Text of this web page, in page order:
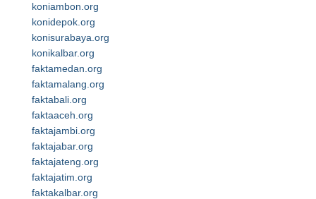
koniambon.org
konidepok.org
konisurabaya.org
konikalbar.org
faktamedan.org
faktamalang.org
faktabali.org
faktaaceh.org
faktajambi.org
faktajabar.org
faktajateng.org
faktajatim.org
faktakalbar.org